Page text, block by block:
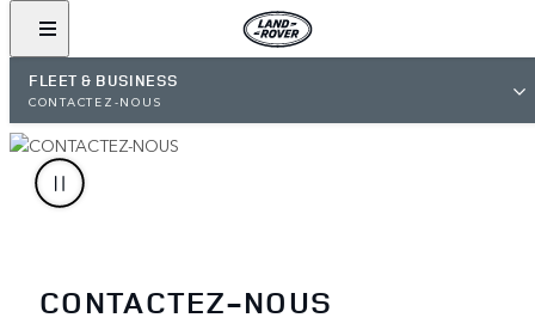
FLEET & BUSINESS
CONTACTEZ-NOUS
CONTACTEZ-NOUS